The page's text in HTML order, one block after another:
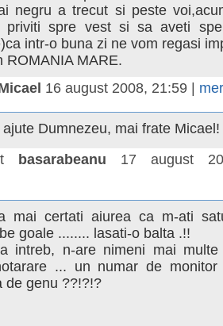
negru a trecut si peste
priviti spre vest si sa aveti
intr-o buna zi ne vom regasi
ROMANIA MARE.
16 august 2008, 21:59 |
Dumnezeu, mai frate Micael!
basarabeanu
17 august
mai certati aiurea ca m-ati
goale ........ lasati-o balta .!!
intreb, n-are nimeni mai multe
... un numar de
de genu ??!?!?